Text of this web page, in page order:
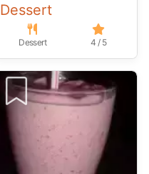
Dessert
Dessert 4 / 5